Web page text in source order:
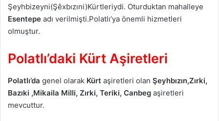
Şeyhbizeyni(Şêxbızıni)Kürtleriydi. Oturduktan mahalleye
Esentepe adı verilmişti.Polatlı’ya önemli hizmetleri
olmuştur.
Polatlı’daki Kürt Aşiretleri
Polatlı’da genel olarak Kürt aşiretleri olan Şeyhbızın,Zırki,
Bazıki ,Mikaila Milli, Zırki, Teriki, Canbeg aşiretleri
mevcuttur.